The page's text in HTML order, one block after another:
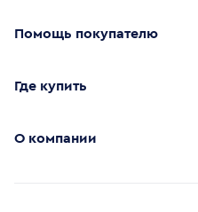
Помощь покупателю
Где купить
О компании